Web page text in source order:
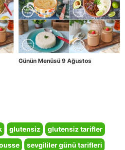
Günün Menüsü 9 Ağustos
glutensiz
glutensiz tarifler
sevgililer günü tarifleri